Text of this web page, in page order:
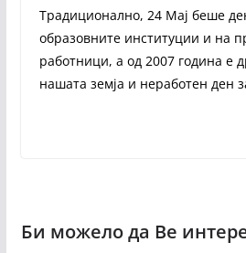
Традиционално, 24 Мај беше
образовните институции и на
работници, а од 2007 година е
нашата земја и неработен ден